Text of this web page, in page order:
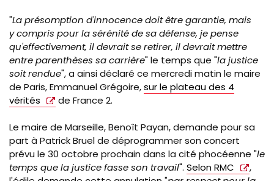
"La présomption d'innocence doit être garantie, mais
ycompris pour la sérénité de sa défense, je pense
qu'effectivement, il devrait se retirer, il devrait mettre
entre parenthèses sa carrière" le temps que "la justice
soit rendue", a ainsi déclaré ce mercredi matin le maire
de Paris, Emmanuel Grégoire,sur le plateau des 4
vérités
de France 2.
Le maire de Marseille, Benoît Payan, demande pour sa
part à Patrick Bruel de déprogrammer son concert
prévu le 30 octobre prochain dans la cité phocéenne "le
temps que la justice fasse son travail". Selon RMC
,